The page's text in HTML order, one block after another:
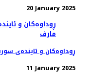
20 January 2025
ڕوداوەکان و ئایندەی
11 January 2025